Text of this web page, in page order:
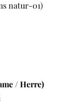
natur-01)
/ Herre)